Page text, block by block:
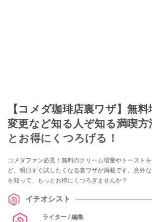
【コメダ珈琲店裏ワザ】無料
変更など知る人ぞ知る満喫方
とお得にくつろげる！
コメダファン必見！無料のクリーム増量やトースト
ど、明日すぐ試したくなる裏ワザが満載です。意外
を知って、もっとお得にくつろぎませんか？
イチオシスト
ライター / 編集